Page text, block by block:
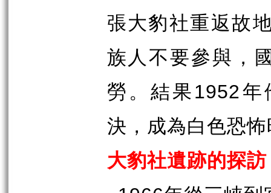
張大豹社重返故
族人不要參與，
勞。結果 1952年
決，成為白色恐
大豹社遺跡的探訪